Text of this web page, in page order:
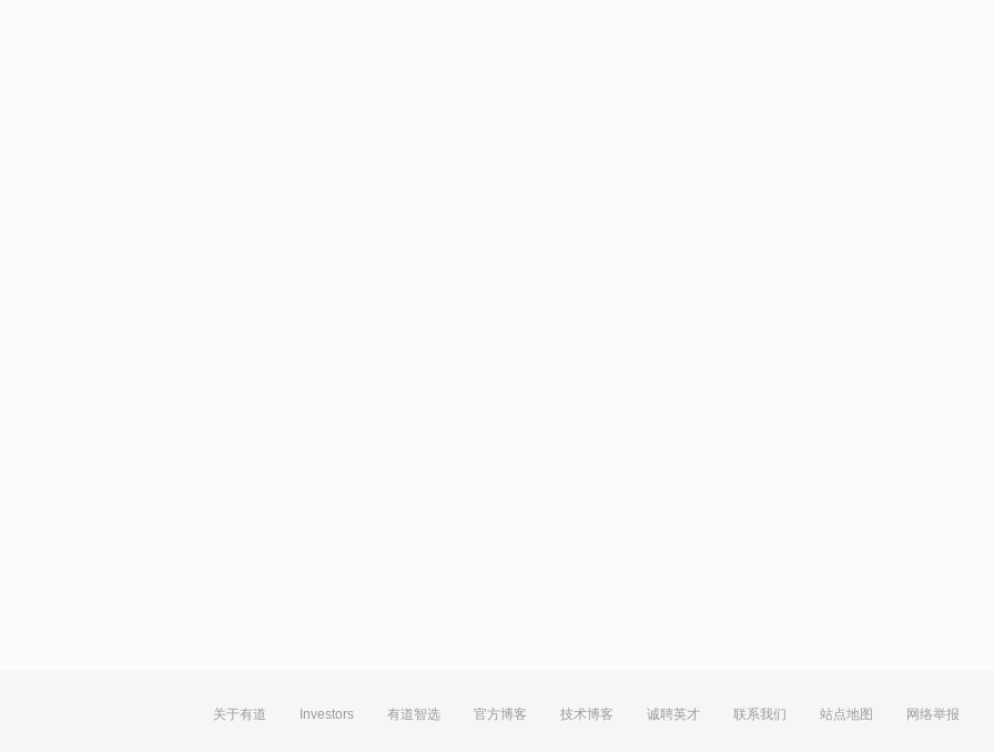
关于有道 Investors 有道智选 官方博客 技术博客 诚聘英才 联系我们 站点地图 网络举报